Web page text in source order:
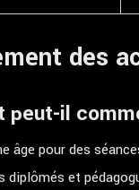
des
peut-il
âge pour des
diplômés et